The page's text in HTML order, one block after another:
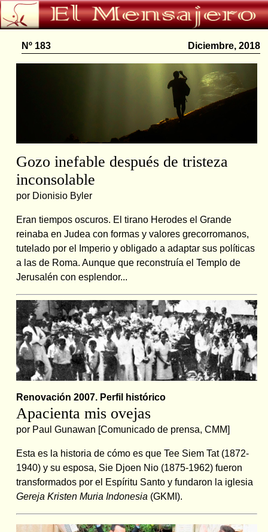
Nº 183 Diciembre, 2018
Gozo inefable después de tristeza
inconsolable
por Dionisio Byler
Eran tiempos oscuros. El tirano Herodes el Grande
reinaba en Judea con formas y valores grecorromanos,
tutelado por el Imperio y obligado a adaptar sus políticas
a las de Roma. Aunque que reconstruía el Templo de
Jerusalén con esplendor...
Renovación 2007. Perfil histórico
Apacienta mis ovejas
por Paul Gunawan [Comunicado de prensa, CMM]
Esta es la historia de cómo es que Tee Siem Tat (1872-
1940) y su esposa, Sie Djoen Nio (1875-1962) fueron
transformados por el Espíritu Santo y fundaron la iglesia
Gereja Kristen Muria Indonesia (GKMI).